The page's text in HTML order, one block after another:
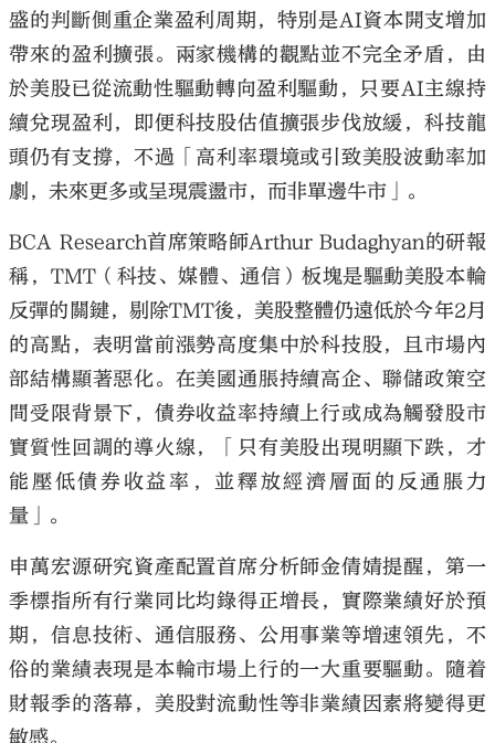
盛的判斷側重企業盈利周期，特別是AI資本開支增加
帶來的盈利擴張。兩家機構的觀點並不完全矛盾，由
於美股已從流動性驅動轉向盈利驅動，只要AI主線持
續兌現盈利，即便科技股估值擴張步伐放緩，科技龍
頭仍有支撐，不過「高利率環境或引致美股波動率加
劇，未來更多或呈現震盪市，而非單邊牛市」。
BCA Research首席策略師Arthur Budaghyan的研報
稱，TMT（科技、媒體、通信）板塊是驅動美股本輪
反彈的關鍵，剔除TMT後，美股整體仍遠低於今年2月
的高點，表明當前漲勢高度集中於科技股，且市場內
部結構顯著惡化。在美國通脹持續高企、聯儲政策空
間受限背景下，債券收益率持續上行或成為觸發股市
實質性回調的導火線，「只有美股出現明顯下跌，才
能壓低債券收益率，並釋放經濟層面的反通脹力
量」。
申萬宏源研究資產配置首席分析師金倩婧提醒，第一
季標指所有行業同比均錄得正增長，實際業績好於預
期，信息技術、通信服務、公用事業等增速領先，不
俗的業績表現是本輪市場上行的一大重要驅動。隨着
財報季的落幕，美股對流動性等非業績因素將變得更